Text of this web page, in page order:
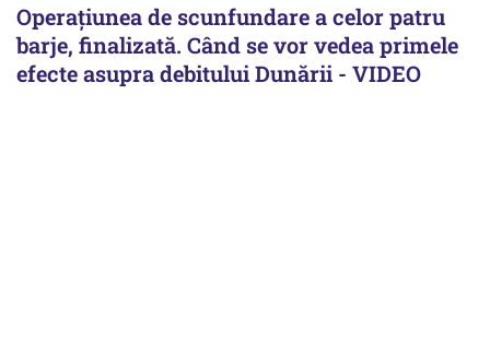
Operațiunea de scunfundare a celor patru
barje, finalizată. Când se vor vedea primele
efecte asupra debitului Dunării - VIDEO